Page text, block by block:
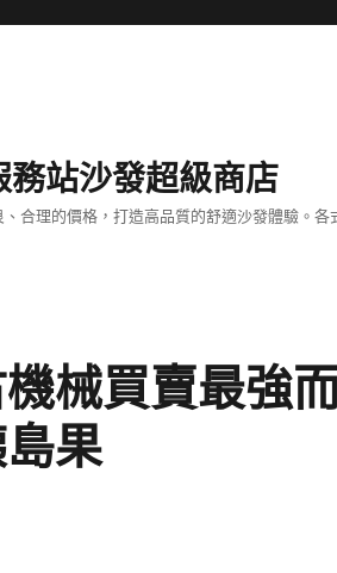
務站沙發超級商店
合理的價格，打造高品質的舒適沙發體驗。
械買賣最強
果